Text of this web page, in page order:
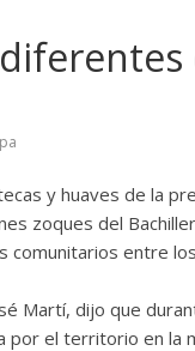
y huaves de la
zoques del
comunitarios entre
Martí, dijo que
por el territorio en la